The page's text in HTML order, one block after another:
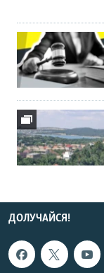
ДОЛУЧАЙСЯ!